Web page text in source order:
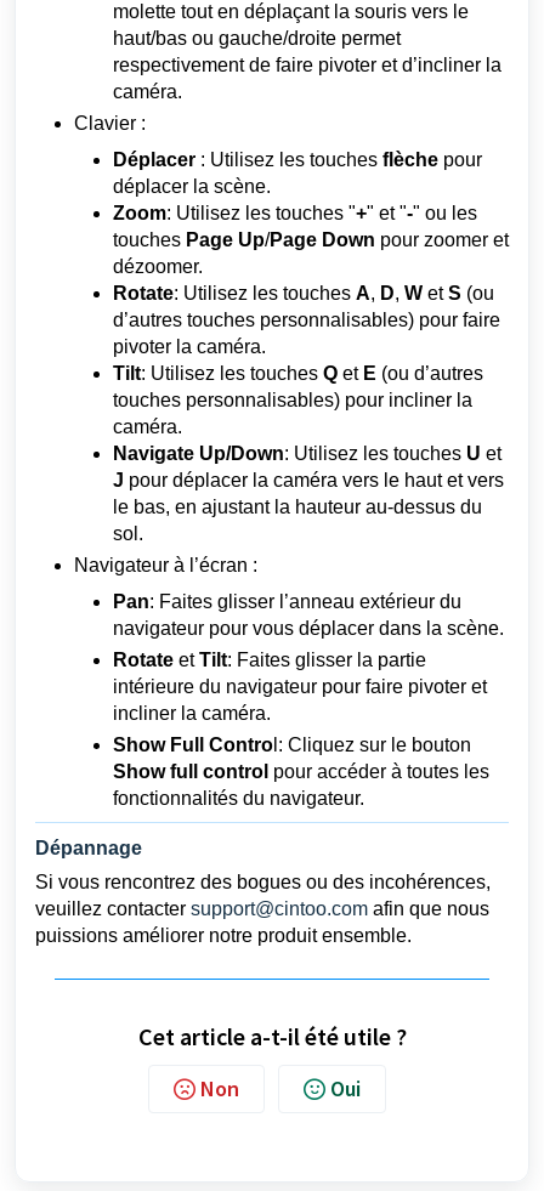
molette tout en déplaçant la souris vers le
haut/bas ou gauche/droite permet
respectivement de faire pivoter et d’incliner la
caméra.
Clavier :
Déplacer : Utilisez les touches flèche pour
déplacer la scène.
Zoom: Utilisez les touches "+" et "-" ou les
touches Page Up/Page Down pour zoomer et
dézoomer.
Rotate: Utilisez les touches A, D, W etS (ou
d’autres touches personnalisables) pour faire
pivoter la caméra.
Tilt: Utilisez les touches Q et E (ou d’autres
touches personnalisables) pour incliner la
caméra.
Navigate Up/Down: Utilisez les touches U et
J pour déplacer la caméra vers le haut et vers
le bas, en ajustant la hauteur au-dessus du
sol.
Navigateur à l’écran :
Pan: Faites glisser l’anneau extérieur du
navigateur pour vous déplacer dans la scène.
Rotate etTilt: Faites glisser la partie
intérieure du navigateur pour faire pivoter et
incliner la caméra.
Show Full Contro l: Cliquez sur le bouton
Show full control pour accéder à toutes les
fonctionnalités du navigateur.
Dépannage
Si vous rencontrez des bogues ou des incohérences,
veuillez contacter support@cintoo.com afin que nous
puissions améliorer notre produit ensemble.
Cet article a-t-il été utile ?
Non Oui